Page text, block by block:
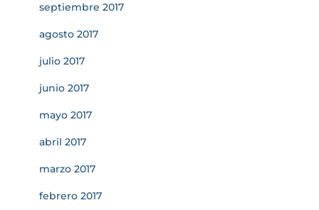
septiembre 2017
agosto 2017
julio 2017
junio 2017
mayo 2017
abril 2017
marzo 2017
febrero 2017